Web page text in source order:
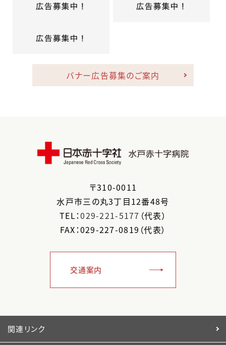
バナー広告募集のご案内
〒310-0011
水戸市三の丸3丁目12番48号
TEL：029-221-5177 （代表）
FAX：029-227-0819（代表）
交通案内
関連リンク